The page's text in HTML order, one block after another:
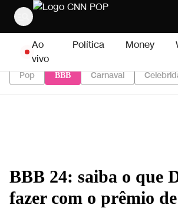
Pular para o conteúdo
Ao
vivo
Política Money
Pop BBB Carnaval
BBB 24: saiba o que
fazer com o prêmio